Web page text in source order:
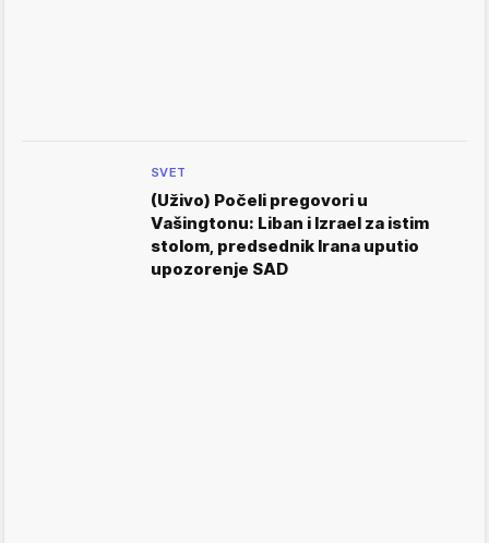
SVET
(Uživo) Počeli pregovori u
Vašingtonu: Liban i Izrael za istim
stolom, predsednik Irana uputio
upozorenje SAD